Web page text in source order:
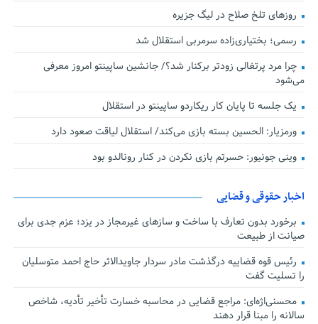
روزهای تلخ صلاح در لیگ جزیره
رسمی؛ بختیاری‌زاده سرمربی استقلال شد
چرا مرد پرتغالی زودتر برکنار شد؟/ جانشین ساپینتو امروز معرفی
می‌شود
یک جلسه تا پایان کار ریکاردو ساپینتو در استقلال
ورمزیار: الحسین بسته بازی می‌کند/ استقلال لیاقت صعود دارد
وینی جونیور: حسرتم بازی نکردن در کنار رونالدو بود
اخبار حقوقی و قضایی
برخورد بدون تعارف با ساخت‌ و سازهای غیرمجاز در یزد؛ عزم جدی برای
صیانت از طبیعت
رئیس قوه قضاییه درگذشت مادر سردار جاویدالاثر حاج احمد متوسلیان
را تسلیت گفت
محسنی‌اژه‌ای: مراجع قضایی در محاسبه خسارت تأخیر تأدیه، شاخص
سالانه را مبنا قرار دهند